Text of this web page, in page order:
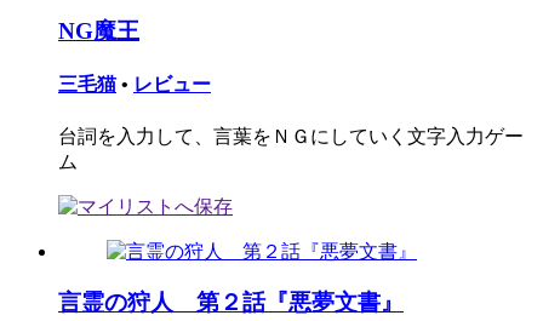
NG魔王
三毛猫 • レビュー
台詞を入力して、言葉をＮＧにしていく文字入力ゲー
ム
言霊の狩人 第２話『悪夢文書』